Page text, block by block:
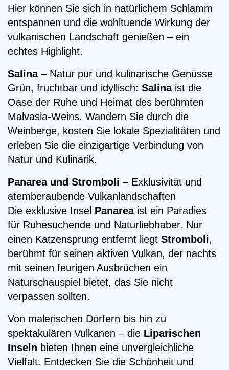
Hier können Sie sich in natürlichem Schlamm
entspannen und die wohltuende Wirkung der
vulkanischen Landschaft genießen – ein
echtes Highlight.
Salina– Natur pur und kulinarische Genüsse
Grün, fruchtbar und idyllisch: Salinaist die
Oase der Ruhe und Heimat des berühmten
Malvasia-Weins. Wandern Sie durch die
Weinberge, kosten Sie lokale Spezialitäten und
erleben Sie die einzigartige Verbindung von
Natur und Kulinarik.
Panarea und Stromboli – Exklusivität und
atemberaubende Vulkanlandschaften
Die exklusive Insel Panareaist ein Paradies
für Ruhesuchende und Naturliebhaber. Nur
einen Katzensprung entfernt liegt Stromboli,
berühmt für seinen aktiven Vulkan, der nachts
mit seinen feurigen Ausbrüchen ein
Naturschauspiel bietet, das Sie nicht
verpassen sollten.
Von malerischen Dörfern bis hin zu
spektakulären Vulkanen – die Liparischen
Inseln bieten Ihnen eine unvergleichliche
Vielfalt. Entdecken Sie die Schönheit und